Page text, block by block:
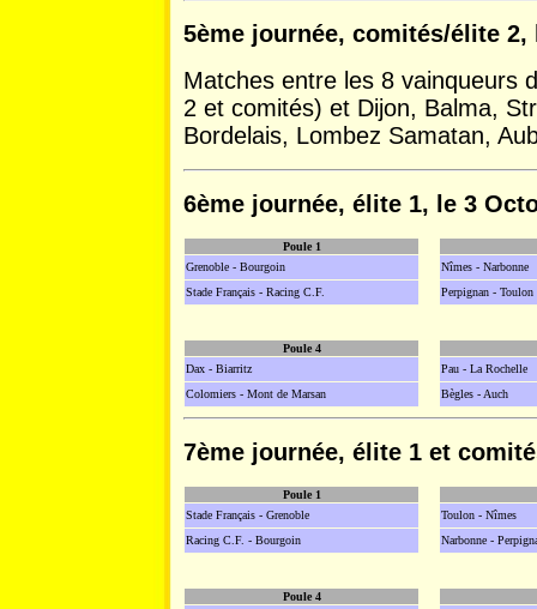
5ème journée, comités/élite 2,
Matches entre les 8 vainqueurs
2 et comités) et Dijon, Balma,
Bordelais, Lombez Samatan,
6ème journée, élite 1, le 3
Poule 1
Grenoble - Bourgoin
Nîmes - Narbonne
Stade Français - Racing C.F.
Perpignan - Toulon
Poule 4
Dax - Biarritz
Pau - La Rochelle
Colomiers - Mont de Marsan
Bègles - Auch
7ème journée, élite 1 et
Poule 1
Stade Français - Grenoble
Toulon - Nîmes
Racing C.F. - Bourgoin
Narbonne -
Poule 4